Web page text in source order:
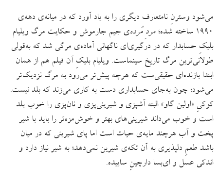
می‌شود وسترنِ نامتعارف دیگری را به یاد آورد که در میانه‌ی دهه‌ی
۱۹۹۰ ساخته شده؛
مردِ مُرده‌ی جیم جارموش و حکایت مرگ ویلیام
بلیکِ حسابدار که در درگیری‌ای ناگهانی آماده‌ی مرگی شد که به‌قولی
طولانی‌ترین مرگ تاریخ سینماست. ویلیام بلیکِ آن فیلم هم از همان
ابتدا بازنده‌ای حقیقی‌ست که هرچه پیش‌تر می‌رود به مرگ نزدیک‌تر
می‌شود؛ چون به‌جای حسابداری دست به کاری می‌زند که بلد نیست.
کوکیِ «اولین گاو» البته آشپزی و شیرینی‌پزی و نان‌پزی را خوب بلد
است و خوب می‌داند شیرینی‌های بهتر و خوش‌مزه‌تر را باید با شیر
پخت و آب هرچند مایه‌ی حیات است اما پای شیرینی که در میان
باشد طعمِ دلپذیری به آن تکه‌ی شیرین نمی‌دهد؛ به شیر نیاز دارد و
اندکی عسل و ای‌بسا دارچینِ ساییده.